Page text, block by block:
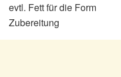
evtl. Fett für die Form
Zubereitung